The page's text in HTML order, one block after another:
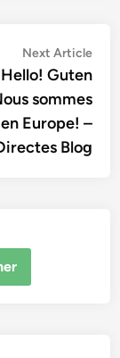
Next Article
Guten
sommes
Europe! –
Blog